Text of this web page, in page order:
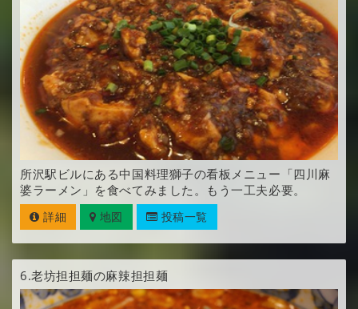
所沢駅ビルにある中国料理獅子の看板メニュー「四川麻
婆ラーメン」を食べてみました。もう一工夫必要。
詳細 地図 投稿一覧
6.老坊担担麺の麻辣担担麺